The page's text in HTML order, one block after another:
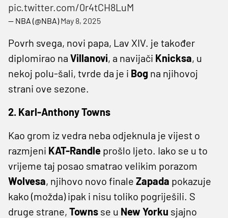
pic.twitter.com/0r4tCH8LuM
— NBA (@NBA)May 8, 2025
Povrh svega, novi papa, Lav XIV. je također
diplomirao na Villanovi, a navijači Knicksa, u
nekoj polu-šali, tvrde da je i Bog na njihovoj
strani ove sezone.
2. Karl-Anthony Towns
Kao grom iz vedra neba odjeknula je vijest o
razmjeni KAT-Randle prošlo ljeto. Iako se u to
vrijeme taj posao smatrao velikim porazom
Wolvesa, njihovo novo finale Zapada pokazuje
kako (možda) ipak i nisu toliko pogriješili. S
druge strane, Towns se u New Yorku sjajno